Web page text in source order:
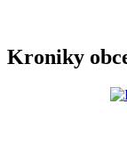
Kroniky